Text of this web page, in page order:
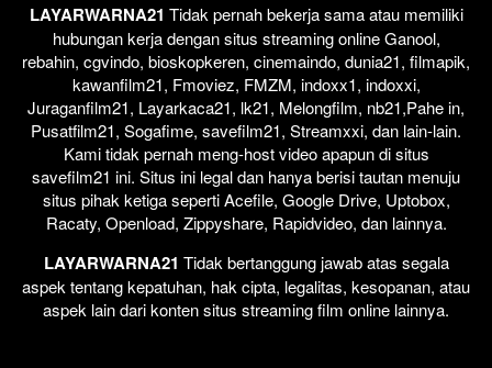
LAYARWARNA21 Tidak pernah bekerja sama atau memiliki
hubungan kerja dengan situs streaming online Ganool,
rebahin, cgvindo, bioskopkeren, cinemaindo, dunia21, filmapik,
kawanfilm21, Fmoviez, FMZM, indoxx1, indoxxi,
Juraganfilm21, Layarkaca21, lk21, Melongfilm, nb21,Pahe in,
Pusatfilm21, Sogafime, savefilm21, Streamxxi, dan lain-lain.
Kami tidak pernah meng-host video apapun di situs
savefilm21 ini. Situs ini legal dan hanya berisi tautan menuju
situs pihak ketiga seperti Acefile, Google Drive, Uptobox,
Racaty, Openload, Zippyshare, Rapidvideo, dan lainnya.
LAYARWARNA21 Tidak bertanggung jawab atas segala
aspek tentang kepatuhan, hak cipta, legalitas, kesopanan, atau
aspek lain dari konten situs streaming film online lainnya.